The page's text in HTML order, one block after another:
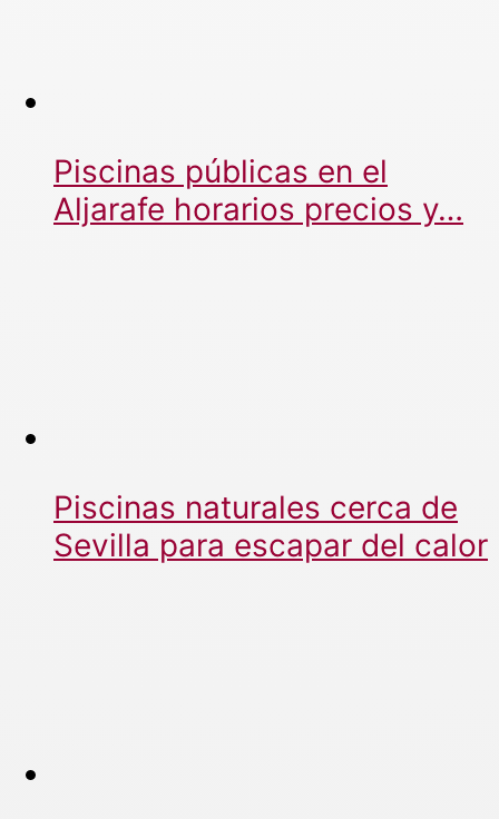
Piscinas públicas en el
Aljarafe horarios precios y…
Piscinas naturales cerca de
Sevilla para escapar del calor